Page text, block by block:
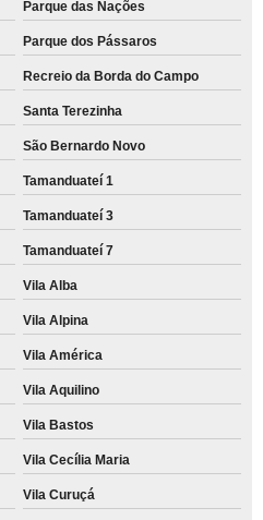
Parque das Nações
Parque dos Pássaros
Recreio da Borda do Campo
Santa Terezinha
São Bernardo Novo
Tamanduateí 1
Tamanduateí 3
Tamanduateí 7
Vila Alba
Vila Alpina
Vila América
Vila Aquilino
Vila Bastos
Vila Cecília Maria
Vila Curuçá